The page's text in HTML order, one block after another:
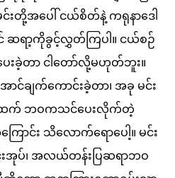
းတို့အပေါ် ငယ်စိတ်နဲ့ ကရုနာဒေါ
ဆရာ့ကိုခွင့်လွှတ်ကြပါ။ ငယ်စဉ်
းခဲ့တာ ငါတော်လို့မဟုတ်ဘူး။
ာင်ချက်ကောင်းခဲ့တာ၊ အခု မင်း
ထက် ဘဝကသင်ပေးလိုက်တဲ့
ာင်း သိလောက်ရောပေါ့။ မင်း
အုပ်၊ အလယ်တန်းပြဆရာဘဝ